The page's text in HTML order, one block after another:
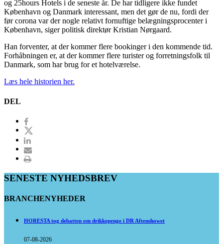
og 25hours Hotels i de seneste år. De har tidligere ikke fundet
København og Danmark interessant, men det gør de nu, fordi der
før corona var der nogle relativt fornuftige belægningsprocenter i
København, siger politisk direktør Kristian Nørgaard.
Han forventer, at der kommer flere bookinger i den kommende tid.
Forhåbningen er, at der kommer flere turister og forretningsfolk til
Danmark, som har brug for et hotelværelse.
Læs hele historien her.
DEL
SENESTE NYHEDSBREV
BRANCHENYHEDER
HORESTA tog debatten om drikkepenge i DR Aftenshowet
07-08-2026